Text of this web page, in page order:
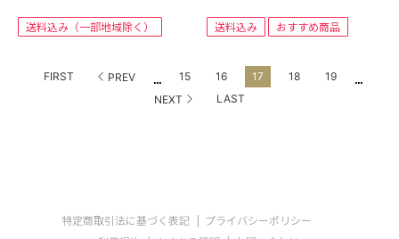
送料込み（一部地域除く） 送料込み おすすめ商品
FIRST PREV ... 15 16 17 18 19 ...
NEXT LAST
特定商取引法に基づく表記
プライバシーポリシー